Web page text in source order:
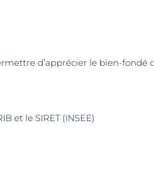
d’apprécier le bien-fondé
et le SIRET (INSEE)